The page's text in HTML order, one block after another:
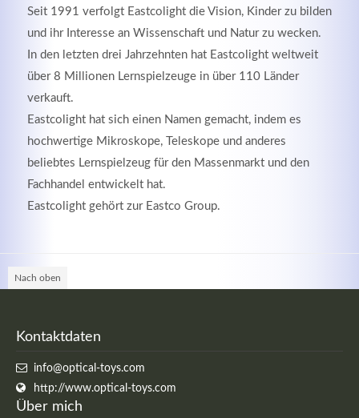
Seit 1991 verfolgt Eastcolight die Vision, Kinder zu bilden
und ihr Interesse an Wissenschaft und Natur zu wecken.
In den letzten drei Jahrzehnten hat Eastcolight weltweit
über 8 Millionen Lernspielzeuge in über 110 Länder
verkauft.
Eastcolight hat sich einen Namen gemacht, indem es
hochwertige Mikroskope, Teleskope und anderes
beliebtes Lernspielzeug für den Massenmarkt und den
Fachhandel entwickelt hat.
Eastcolight gehört zur Eastco Group.
Nach oben
Kontaktdaten
info@optical-toys.com
http://www.optical-toys.com
Über mich
Good Service
Lorem ipsum dolor sit amet, consectetuer adipiscing
elit. Aenean commodo ligula eget dolor.
Lorem ipsum dolor sit amet, consectetuer adipiscing
elit. Aenean commodo ligula eget dolor.